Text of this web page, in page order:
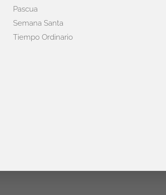
Pascua
Semana Santa
Tiempo Ordinario